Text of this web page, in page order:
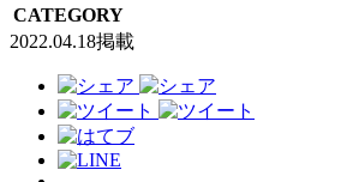
CATEGORY
2022.04.18掲載